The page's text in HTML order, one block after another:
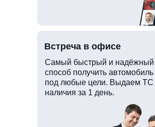
Самый быстрый и надёжный
способ получить автомобиль
под любые цели. Выдаем ТС
наличия за 1 день.
Встреча в офисе